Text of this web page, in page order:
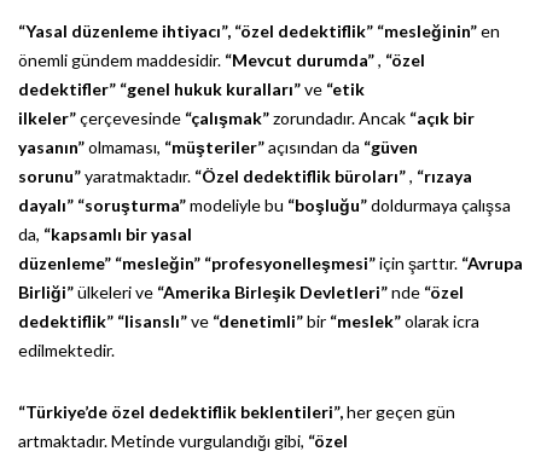
“Yasal düzenleme ihtiyacı”, “özel dedektiflik” “mesleğinin”en
önemli gündem maddesidir. “Mevcut durumda”, “özel
dedektifler” “genel hukuk kuralları”ve “etik
ilkeler”çerçevesinde “çalışmak”zorundadır. Ancak “açık bir
yasanın”olmaması, “müşteriler”açısından da “güven
sorunu”yaratmaktadır. “Özel dedektiflik büroları”, “rızaya
dayalı” “soruşturma”modeliyle bu “boşluğu”doldurmaya çalışsa
da, “kapsamlı bir yasal
düzenleme” “mesleğin” “profesyonelleşmesi”için şarttır. “Avrupa
Birliği”ülkeleri ve “Amerika Birleşik Devletleri”nde “özel
dedektiflik” “lisanslı”ve “denetimli”bir “meslek”olarak icra
edilmektedir.
“Türkiye’de özel dedektiflik beklentileri”,her geçen gün
artmaktadır. Metinde vurgulandığı gibi, “özel